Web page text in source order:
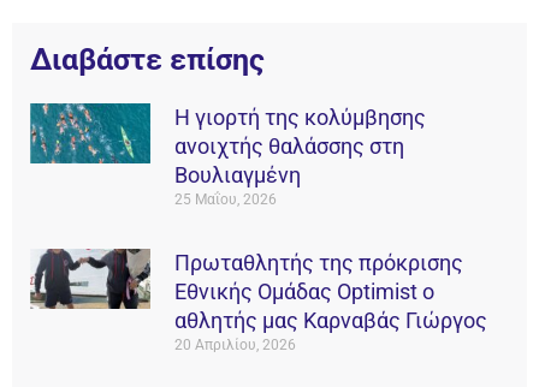
Διαβάστε επίσης
Η γιορτή της κολύμβησης
ανοιχτής θαλάσσης στη
Βουλιαγμένη
25 Μαΐου, 2026
Πρωταθλητής της πρόκρισης
Εθνικής Ομάδας Οptimist ο
αθλητής μας Καρναβάς Γιώργος
20 Απριλίου, 2026